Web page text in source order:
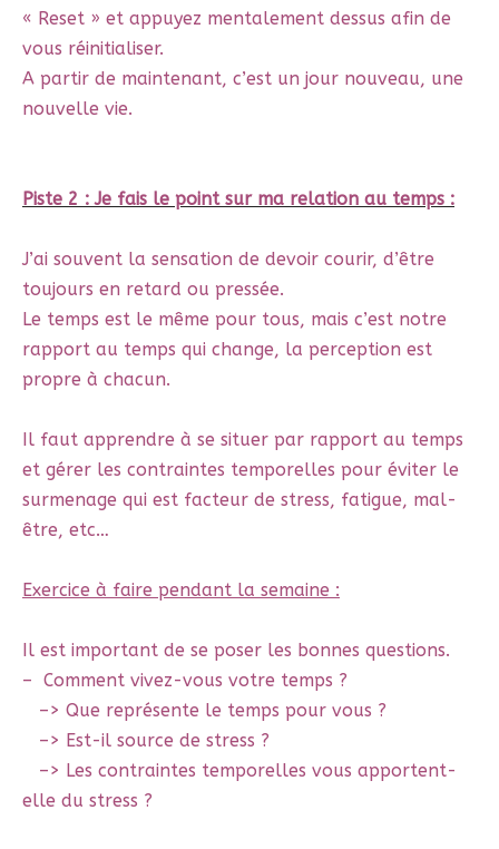
« Reset » et appuyez mentalement dessus afin de
vous réinitialiser.
A partir de maintenant, c’est un jour nouveau, une
nouvelle vie.
Piste 2 : Je fais le point sur ma relation au temps :
J’ai souvent la sensation de devoir courir, d’être
toujours en retard ou pressée.
Le temps est le même pour tous, mais c’est notre
rapport au temps qui change, la perception est
propre à chacun.
Il faut apprendre à se situer par rapport au temps
et gérer les contraintes temporelles pour éviter le
surmenage qui est facteur de stress, fatigue, mal-
être, etc…
Exercice à faire pendant la semaine :
Il est important de se poser les bonnes questions.
– Comment vivez-vous votre temps ?
–> Que représente le temps pour vous ?
–> Est-il source de stress ?
–> Les contraintes temporelles vous apportent-
elle du stress ?